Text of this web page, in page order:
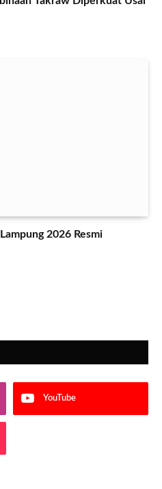
2026 Resmi
YouTube